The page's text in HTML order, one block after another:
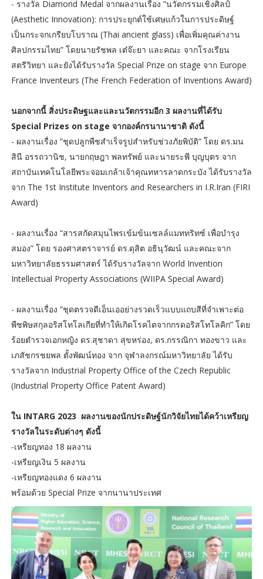
- รางวัล Diamond Medal จากผลงานเรื่อง “นวัตกรรมเชิงศิลป์
(Aesthetic Innovation): การประยุกต์ใช้เศษแก้วในการประดิษฐ์
เป็นกระจกเกรียบโบราณ (Thai ancient glass) เพื่อเพิ่มคุณค่างาน
ศิลปกรรมไทย” โดยนายรัชพล เต๋จ๊ะยา และคณะ จากโรงเรียน
สตรีวิทยา และยังได้รับรางวัล Special Prize on stage จาก Europe
France Inventeurs (The French Federation of Inventions Award)
นอกจากนี้ สิ่งประดิษฐและและนวัตกรรมอีก 3 ผลงานที่ได้รับ
Special Prizes on stage จากองค์กรนานาชาติ ดังนี้
- ผลงานเรื่อง “ชุดปลูกพืชสำเร็จรูปสำหรับช่วงภัยพิบัติ” โดย ดร.มน
สินี อรรถวานิช, นายกฤษฎา พลทรัพย์ และนายระพี บุญบุตร จาก
สถาบันเทคโนโลยีพระจอมเกล้าเจ้าคุณทหารลาดกระบัง ได้รับรางวัล
จาก The 1st Institute Inventors and Researchers in I.R.Iran (FIRI
Award)
- ผลงานเรื่อง “สารสกัดสมุนไพรเข้มข้นเซลล์แมททริทซ์ เพื่อบำรุง
สมอง” โดย รองศาสตราจารย์ ดร.ดุสิต อธินุวัฒน์ และคณะจาก
มหาวิทยาลัยธรรมศาสตร์ ได้รับรางวัลจาก World Invention
Intellectual Property Associations (WIIPA Special Award)
- ผลงานเรื่อง “ชุดตรวจดีเอ็นเออย่างรวดเร็วแบบแถบสีที่จำเพาะต่อ
พืชพิษสกุลอริสโทโลเกียที่ทำให้เกิดโรคไตจากกรดอริสโทโลคิก” โดย
ร้อยตำรวจเอกหญิง ดร.สุชาดา สุขหร่อง, ดร.กรรณิกา ทองขาว และ
เภสัชกรชยพล ตั้งพัฒน์ทอง จาก จุฬาลงกรณ์มหาวิทยาลัย ได้รับ
รางวัลจาก Industrial Property Office of the Czech Republic
(Industrial Property Office Patent Award)
ใน INTARG 2023 ผลงานของนักประดิษฐ์นักวิจัยไทยได้คว้าเหรียญ
รางวัลในระดับต่างๆ ดังนี้
-เหรียญทอง 18 ผลงาน
-เหรียญเงิน 5 ผลงาน
-เหรียญทองแดง 6 ผลงาน
พร้อมด้วย Special Prize จากนานาประเทศ